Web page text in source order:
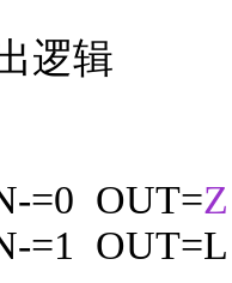
逻辑
=0 OUT=Z
=1 OUT=L